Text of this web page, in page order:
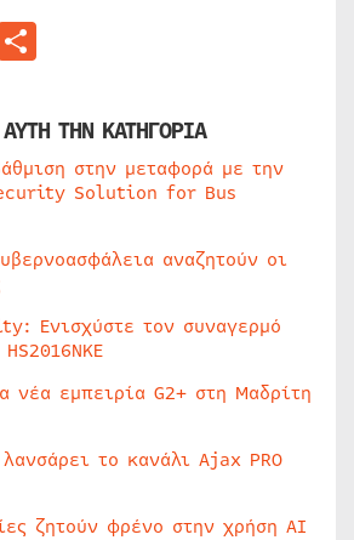
ΤΗΝ ΚΑΤΗΓΟΡΙΑ
στην μεταφορά με την
Solution for Bus
αναζητούν οι
Ενισχύστε τον συναγερμό
νέα εμπειρία G2+ στη Μαδρίτη
το κανάλι Ajax PRO
ζητούν φρένο στην χρήση AI